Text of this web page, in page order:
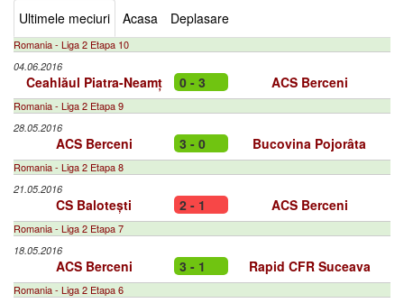
Ultimele meciuri Acasa Deplasare
Romania - Liga 2 Etapa 10
04.06.2016
Ceahlăul Piatra-Neamț 0 - 3 ACS Berceni
Romania - Liga 2 Etapa 9
28.05.2016
ACS Berceni 3 - 0 Bucovina Pojorâta
Romania - Liga 2 Etapa 8
21.05.2016
CS Balotești 2 - 1 ACS Berceni
Romania - Liga 2 Etapa 7
18.05.2016
ACS Berceni 3 - 1 Rapid CFR Suceava
Romania - Liga 2 Etapa 6